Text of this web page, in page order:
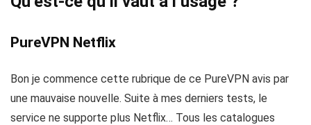
PureVPN Netflix
Bon je commence cette rubrique de ce PureVPN avis par
une mauvaise nouvelle. Suite à mes derniers tests, le
service ne supporte plus Netflix… Tous les catalogues